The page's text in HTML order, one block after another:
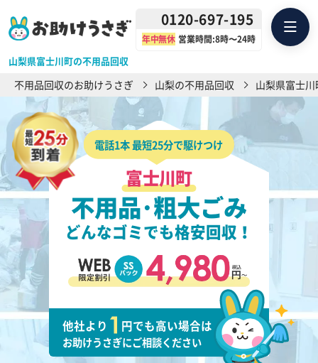
山梨県富士川町の不用品回収
0120-697-195
年中無休 営業時間:8時〜24時
不用品回収のお助けうさぎ 山梨の不用品回収 山梨県富士
電話1本 最短25分で駆けつけ
富士川町
不用品･粗大ごみ
どんなゴミでも格安回収！
他社より 円でも高い場合は
お助けうさぎにご相談ください